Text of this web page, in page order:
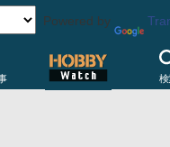
Powered by